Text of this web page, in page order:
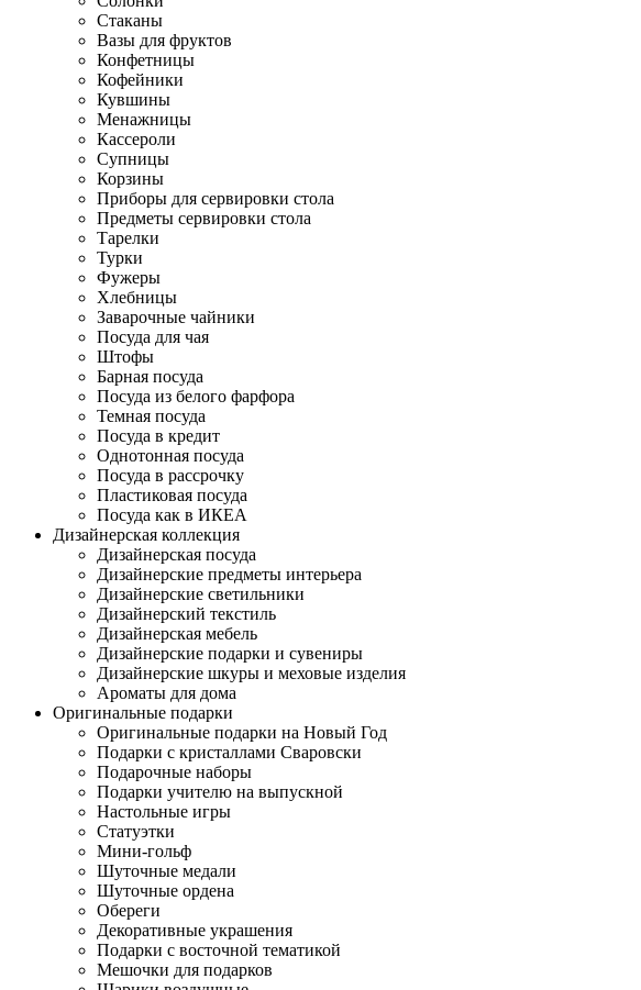
Стаканы
Вазы для фруктов
Конфетницы
Кофейники
Кувшины
Менажницы
Кассероли
Супницы
Корзины
Приборы для сервировки стола
Предметы сервировки стола
Тарелки
Турки
Фужеры
Хлебницы
Заварочные чайники
Посуда для чая
Штофы
Барная посуда
Посуда из белого фарфора
Темная посуда
Посуда в кредит
Однотонная посуда
Посуда в рассрочку
Пластиковая посуда
Посуда как в ИКЕА
Дизайнерская коллекция
Дизайнерская посуда
Дизайнерские предметы интерьера
Дизайнерские светильники
Дизайнерский текстиль
Дизайнерская мебель
Дизайнерские подарки и сувениры
Дизайнерские шкуры и меховые изделия
Ароматы для дома
Оригинальные подарки
Оригинальные подарки на Новый Год
Подарки с кристаллами Сваровски
Подарочные наборы
Подарки учителю на выпускной
Настольные игры
Статуэтки
Мини-гольф
Шуточные медали
Шуточные ордена
Обереги
Декоративные украшения
Подарки с восточной тематикой
Мешочки для подарков